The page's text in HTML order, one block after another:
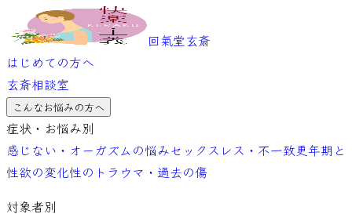
回氣堂玄斎
はじめての方へ
玄斎相談室
こんなお悩みの方へ
症状・お悩み別
感じない・オーガズムの悩みセックスレス・不一致更年期と
性欲の変化性のトラウマ・過去の傷
対象者別